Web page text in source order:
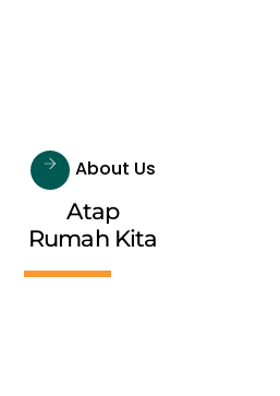
About Us
Atap
Rumah Kita